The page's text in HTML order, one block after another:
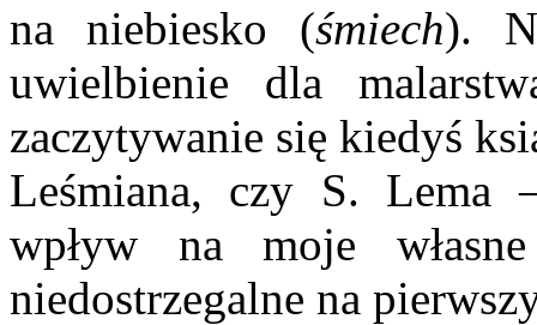
na niebiesko (śmiech).
uwielbienie dla
zaczytywanie się kiedyś
Leśmiana, czy S. Lema
wpływ na moje
niedostrzegalne na